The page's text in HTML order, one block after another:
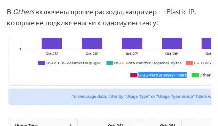
В Othersвключены прочие расходы, например — Elastic IP,
которые не подключены ни к одному инстансу: